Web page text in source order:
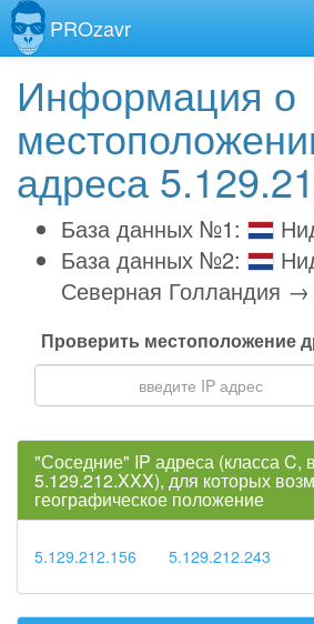
PROzavr
Информация о
адреса
База данных №1:
База данных №2:
Северная Голландия
Проверить местоположение
"Соседние" IP адреса (класса C,
5.129.212.XXX), для которых
географическое положение
5.129.212.156 5.129.212.243